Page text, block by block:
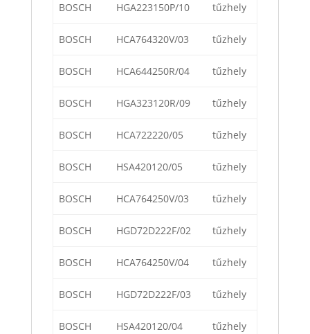
BOSCH HGA223150P/10 tűzhely
BOSCH HCA764320V/03 tűzhely
BOSCH HCA644250R/04 tűzhely
BOSCH HGA323120R/09 tűzhely
BOSCH HCA722220/05 tűzhely
BOSCH HSA420120/05 tűzhely
BOSCH HCA764250V/03 tűzhely
BOSCH HGD72D222F/02 tűzhely
BOSCH HCA764250V/04 tűzhely
BOSCH HGD72D222F/03 tűzhely
BOSCH HSA420120/04 tűzhely